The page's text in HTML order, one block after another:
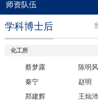
师资队伍
学科博士后
化工所
蔡梦露 陈明风
秦宁
赵明
郑建辉
王灿沛